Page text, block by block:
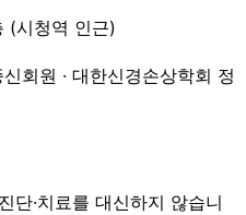
(시청역 인근)
회원 · 대한신경손상학회 정
단·치료를 대신하지 않습니